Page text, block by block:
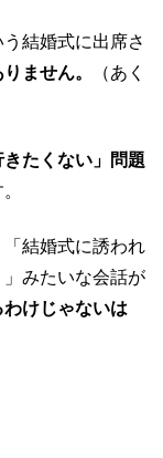
結婚式に出席さ
ません。
（あく
きたくない」問題
結婚式に誘われ
みたいな会話が
けじゃないは